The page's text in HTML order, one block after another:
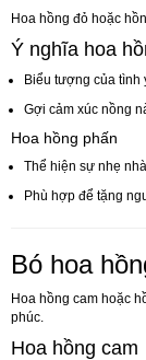
Hoa hồng đỏ hoặc
Ý nghĩa hoa
Biểu tượng của tình
Gợi cảm xúc nồng
Hoa hồng phấn
Thể hiện sự nhẹ
Phù hợp để tặng
Bó hoa
Hoa hồng cam hoặc
phúc.
Hoa hồng cam